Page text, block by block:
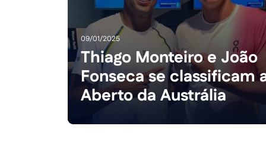
09/01/2025
Thiago Monteiro e João
Fonseca se classificam
Aberto da Austrália